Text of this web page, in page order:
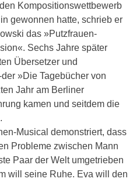
Kompositionswettbewerb
gewonnen hatte, schrieb er
das »Putzfrauen-
Sechs Jahre später
Übersetzer und
»Die Tagebücher von
Jahr am Berliner
kamen und seitdem die
Musical demonstriert, dass
Probleme zwischen Mann
Paar der Welt umgetrieben
will seine Ruhe. Eva will den